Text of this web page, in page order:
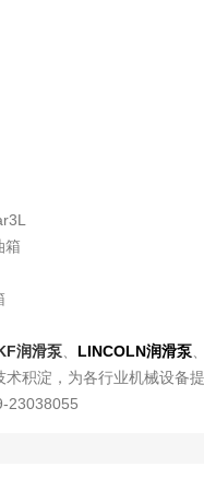
箱
润滑泵 LINCOLN润滑泵
积淀，为各行业机械设备
23038055